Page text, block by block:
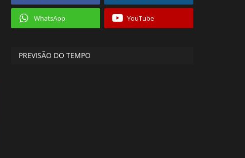
WhatsApp YouTube
PREVISÃO DO TEMPO